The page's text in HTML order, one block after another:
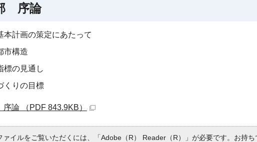
序論
本計画の策定にあたって
市構造
標の見通し
くりの目標
論 （PDF 843.9KB）
ァイルをご覧いただくには、「Adobe（R） Reader（R）」が必要です。お持ち